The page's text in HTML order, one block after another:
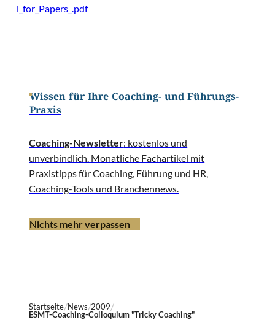
l_for_Papers_.pdf
Wissen für Ihre Coaching- und Führungs-
Praxis
Coaching-Newsletter: kostenlos und
unverbindlich. Monatliche Fachartikel mit
Praxistipps für Coaching, Führung und HR,
Coaching-Tools und Branchennews.
Nichts mehr verpassen
Startseite News 2009
ESMT-Coaching-Colloquium "Tricky Coaching"